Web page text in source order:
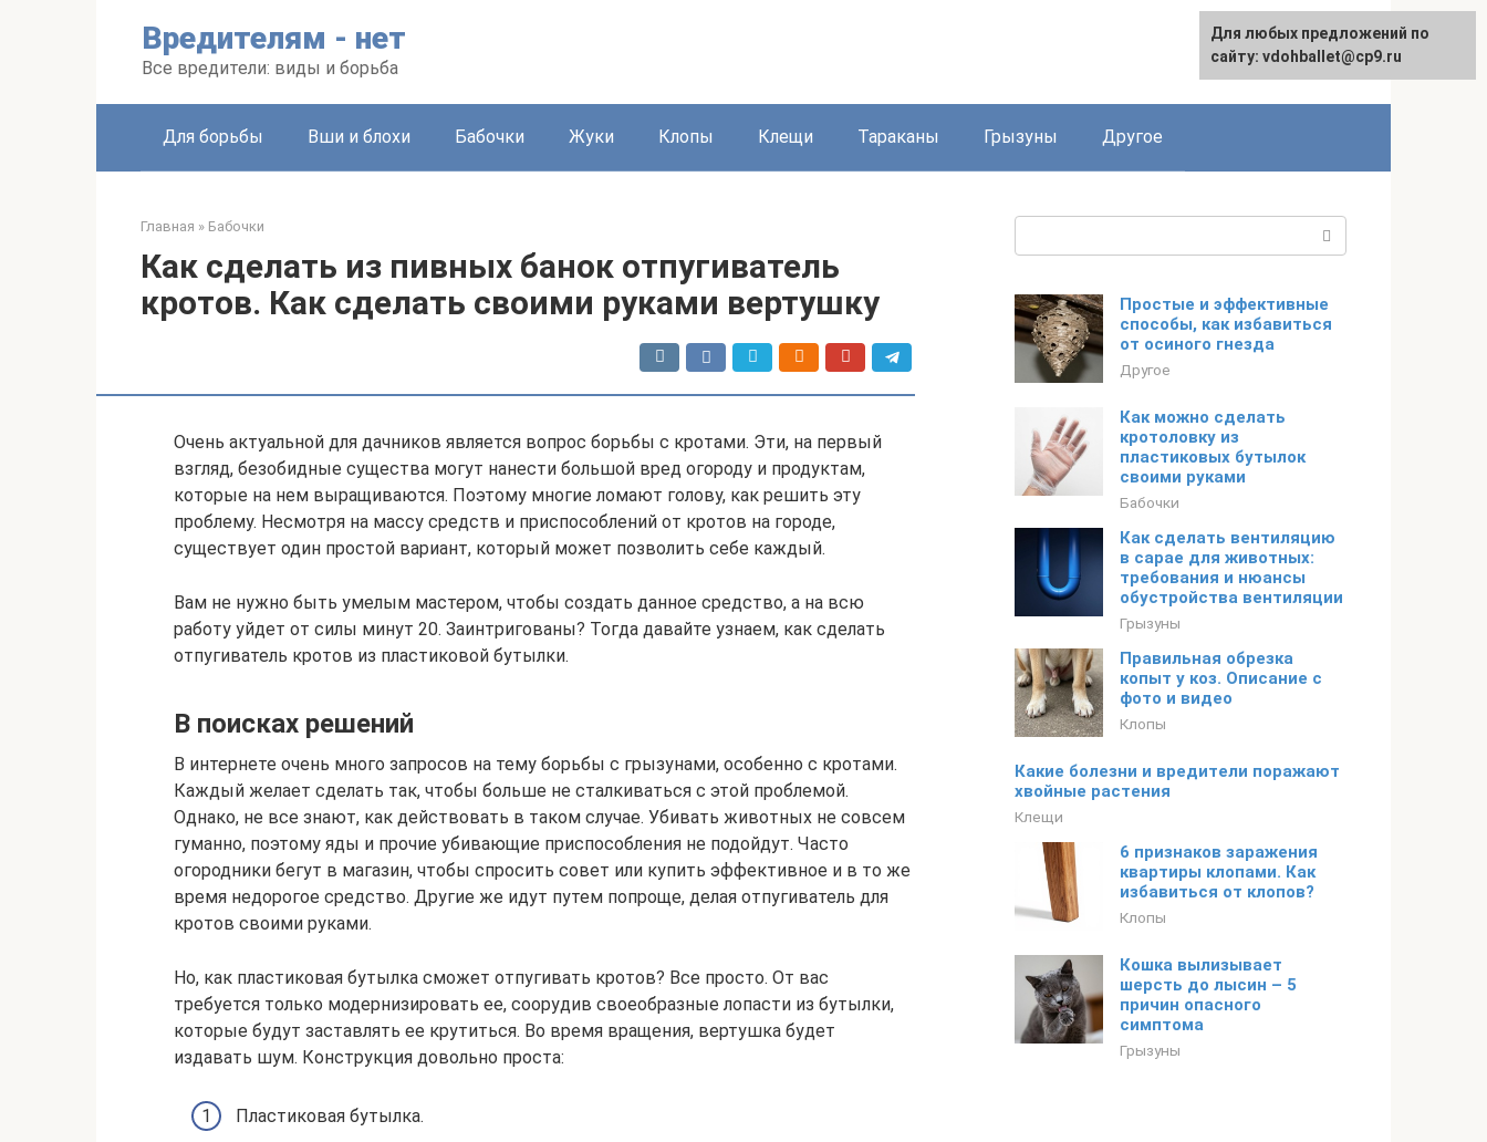
Вредителям - нет
Все вредители: виды и борьба
Для борьбы Вши и блохи Бабочки Жуки Клопы Клещи Тараканы Грызуны Другое
Главная » Бабочки
Как сделать из пивных банок отпугиватель
кротов. Как сделать своими руками вертушку
Очень актуальной для дачников является вопрос борьбы с кротами. Эти, на первый
взгляд, безобидные существа могут нанести большой вред огороду и продуктам,
которые на нем выращиваются. Поэтому многие ломают голову, как решить эту
проблему. Несмотря на массу средств и приспособлений от кротов на городе,
существует один простой вариант, который может позволить себе каждый.
Вам не нужно быть умелым мастером, чтобы создать данное средство, а на всю
работу уйдет от силы минут 20. Заинтригованы? Тогда давайте узнаем, как сделать
отпугиватель кротов из пластиковой бутылки.
В поисках решений
В интернете очень много запросов на тему борьбы с грызунами, особенно с кротами.
Каждый желает сделать так, чтобы больше не сталкиваться с этой проблемой.
Однако, не все знают, как действовать в таком случае. Убивать животных не совсем
гуманно, поэтому яды и прочие убивающие приспособления не подойдут. Часто
огородники бегут в магазин, чтобы спросить совет или купить эффективное и в то же
время недорогое средство. Другие же идут путем попроще, делая отпугиватель для
кротов своими руками.
Но, как пластиковая бутылка сможет отпугивать кротов? Все просто. От вас
требуется только модернизировать ее, соорудив своеобразные лопасти из бутылки,
которые будут заставлять ее крутиться. Во время вращения, вертушка будет
издавать шум. Конструкция довольно проста:
Пластиковая бутылка.
Простые и эффективные
способы, как избавиться
от осиного гнезда
Другое
Как можно сделать
кротоловку из
пластиковых бутылок
своими руками
Бабочки
Как сделать вентиляцию
в сарае для животных:
требования и нюансы
обустройства вентиляции
Грызуны
Правильная обрезка
копыт у коз. Описание с
фото и видео
Клопы
Какие болезни и вредители поражают
хвойные растения
Клещи
6 признаков заражения
квартиры клопами. Как
избавиться от клопов?
Клопы
Кошка вылизывает
шерсть до лысин – 5
причин опасного
симптома
Грызуны
Для любых предложений по
сайту: vdohballet@cp9.ru